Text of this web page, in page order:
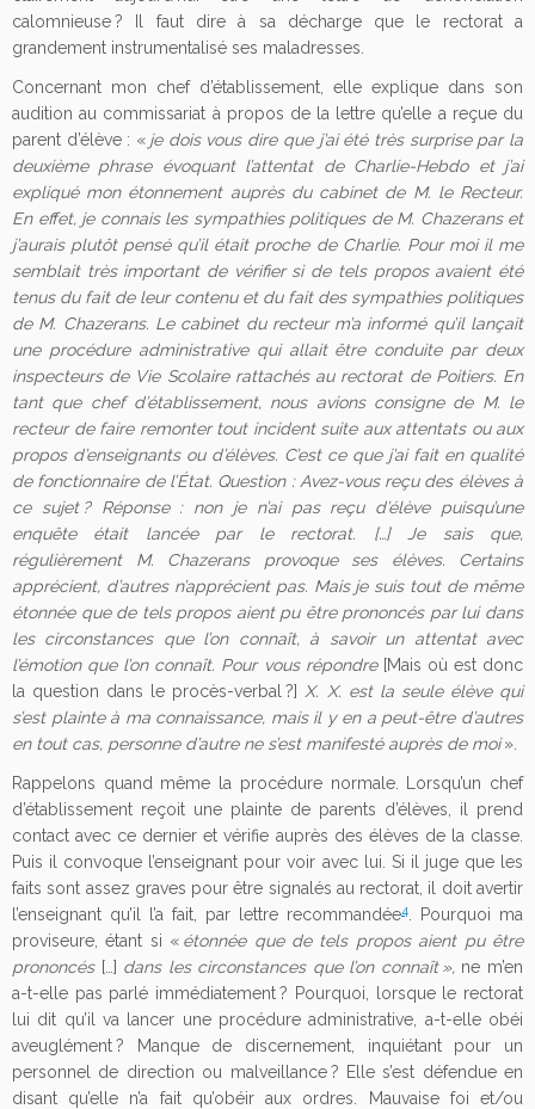
calomnieuse ? Il faut dire à sa décharge que le rectorat a
grandement instrumentalisé ses maladresses.
Concernant mon chef d’établissement, elle explique dans son
audition au commissariat à propos de la lettre qu’elle a reçue du
parent d’élève : « je dois vous dire que j’ai été très surprise par la
deuxième phrase évoquant l’attentat de Charlie-Hebdo et j’ai
expliqué mon étonnement auprès du cabinet de M. le Recteur.
En effet, je connais les sympathies politiques de M. Chazerans et
j’aurais plutôt pensé qu’il était proche de Charlie. Pour moi il me
semblait très important de vérifier si de tels propos avaient été
tenus du fait de leur contenu et du fait des sympathies politiques
de M. Chazerans. Le cabinet du recteur m’a informé qu’il lançait
une procédure administrative qui allait être conduite par deux
inspecteurs de Vie Scolaire rattachés au rectorat de Poitiers. En
tant que chef d’établissement, nous avions consigne de M. le
recteur de faire remonter tout incident suite aux attentats ou aux
propos d’enseignants ou d’élèves. C’est ce que j’ai fait en qualité
de fonctionnaire de l’État. Question : Avez-vous reçu des élèves à
ce sujet ? Réponse : non je n’ai pas reçu d’élève puisqu’une
enquête était lancée par le rectorat. […] Je sais que,
régulièrement M. Chazerans provoque ses élèves. Certains
apprécient, d’autres n’apprécient pas. Mais je suis tout de même
étonnée que de tels propos aient pu être prononcés par lui dans
les circonstances que l’on connaît, à savoir un attentat avec
l’émotion que l’on connaît. Pour vous répondre [Mais où est donc
la question dans le procès-verbal ?] X. X. est la seule élève qui
s’est plainte à ma connaissance, mais il y en a peut-être d’autres
en tout cas, personne d’autre ne s’est manifesté auprès de moi».
Rappelons quand même la procédure normale. Lorsqu’un chef
d’établissement reçoit une plainte de parents d’élèves, il prend
contact avec ce dernier et vérifie auprès des élèves de la classe.
Puis il convoque l’enseignant pour voir avec lui. Si il juge que les
faits sont assez graves pour être signalés au rectorat, il doit avertir
l’enseignant qu’il l’a fait, par lettre recommandée4
. Pourquoi ma
proviseure, étant si « étonnée que de tels propos aient pu être
prononcés […] dans les circonstances que l’on connaît », ne m’en
a-t-elle pas parlé immédiatement ? Pourquoi, lorsque le rectorat
lui dit qu’il va lancer une procédure administrative, a-t-elle obéi
aveuglément ? Manque de discernement, inquiétant pour un
personnel de direction ou malveillance ? Elle s’est défendue en
disant qu’elle n’a fait qu’obéir aux ordres. Mauvaise foi et/ou